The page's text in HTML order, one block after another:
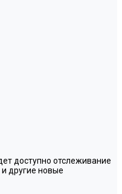
доступно отслеживание
другие новые